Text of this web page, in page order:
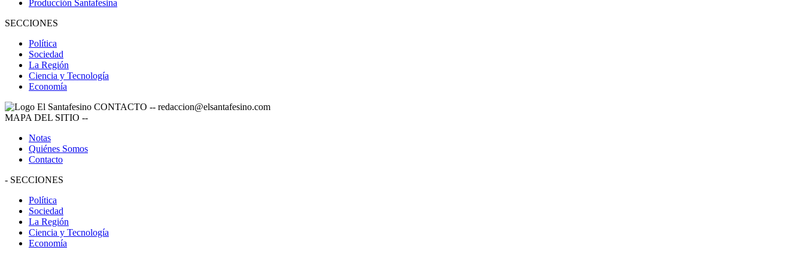
Producción Santafesina
SECCIONES
Política
Sociedad
La Región
Ciencia y Tecnología
Economía
CONTACTO -- redaccion@elsantafesino.com
MAPA DEL SITIO --
Notas
Quiénes Somos
Contacto
- SECCIONES
Política
Sociedad
La Región
Ciencia y Tecnología
Economía